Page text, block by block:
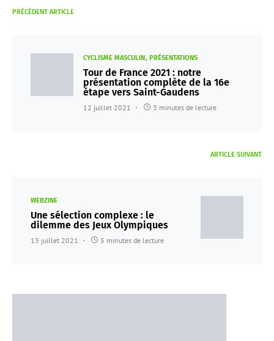
PRÉCÉDENT ARTICLE
CYCLISME MASCULIN PRÉSENTATIONS
Tour de France 2021 : notre
présentation complète de la 16e
étape vers Saint-Gaudens
12 juillet 2021 3 minutes de lecture
ARTICLE SUIVANT
WEBZINE
Une sélection complexe : le
dilemme des Jeux Olympiques
13 juillet 2021 5 minutes de lecture